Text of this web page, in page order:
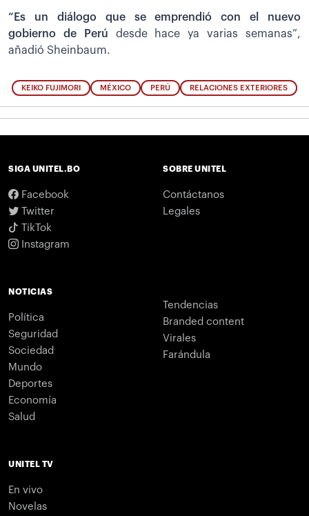
“Es un diálogo que se emprendió con el nuevo
gobierno de Perú desde hace ya varias semanas”,
añadió Sheinbaum.
KEIKO FUJIMORI MÉXICO PERÚ RELACIONES EXTERIORES
SIGA UNITEL.BO
Facebook
Twitter
TikTok
Instagram
SOBRE UNITEL
Contáctanos
Legales
NOTICIAS
Política
Seguridad
Sociedad
Mundo
Deportes
Economía
Salud
Tendencias
Branded content
Virales
Farándula
UNITEL TV
En vivo
Novelas